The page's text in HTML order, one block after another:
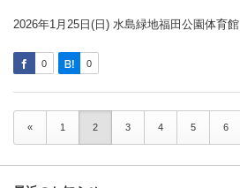
2026年1月25日(日) 水島緑地福田公園体育館
0 0
« 1 2 3 4 5 6